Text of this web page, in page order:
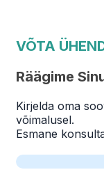
VÕTA
Räägime
Kirjelda oma
võimalusel.
Esmane